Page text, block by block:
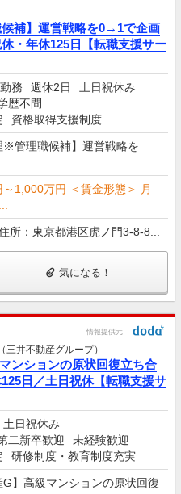
補】運営戦略を0→1で企画
・年休125日【転職支援サー
務 週休2日
土日祝休み
歴不問
資格取得支援制度
※管理職候補】運営戦略を
1,000万円 ＜賃金形態＞ 月
所：東京都港区虎ノ門3-8-8...
気になる！
情報提供元
井不動産グループ）
ンションの原状回復立ち合
日／土日祝休【転職支援サ
土日祝休み
二新卒歓迎
未経験歓迎
研修制度・教育制度充実
G】高級マンションの原状回復